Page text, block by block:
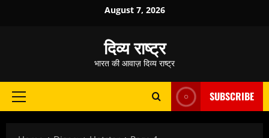
August 7, 2026
दिव्य राष्ट्र
भारत की आवाज़ दिव्य राष्ट्र
Primary
SUBSCRIBE